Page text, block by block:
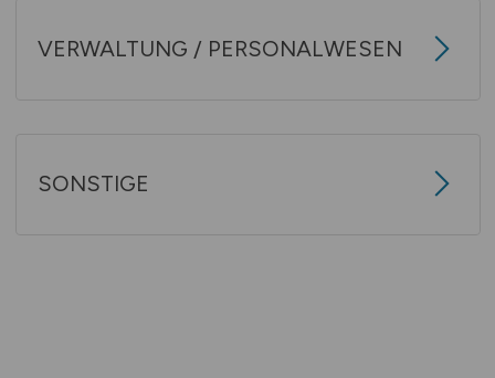
VERWALTUNG / PERSONALWESEN
SONSTIGE